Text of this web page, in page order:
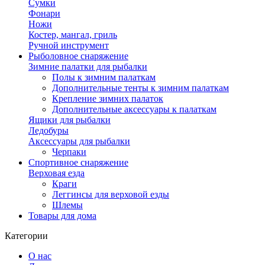
Сумки
Фонари
Ножи
Костер, мангал, гриль
Ручной инструмент
Рыболовное снаряжение
Зимние палатки для рыбалки
Полы к зимним палаткам
Дополнительные тенты к зимним палаткам
Крепление зимних палаток
Дополнительные аксессуары к палаткам
Ящики для рыбалки
Ледобуры
Аксессуары для рыбалки
Черпаки
Спортивное снаряжение
Верховая езда
Краги
Леггинсы для верховой езды
Шлемы
Товары для дома
Категории
О нас